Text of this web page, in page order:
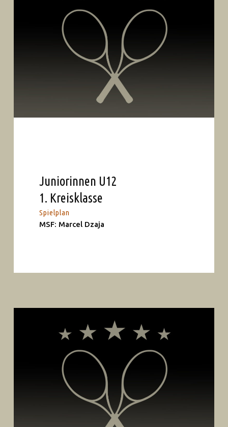
Juniorinnen U12
1. Kreisklasse
Spielplan
MSF: Marcel Dzaja